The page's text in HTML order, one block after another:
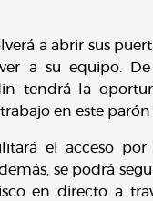
a abrir sus
a su equipo.
tendrá la
en este
el acceso por
se podrá
en directo a